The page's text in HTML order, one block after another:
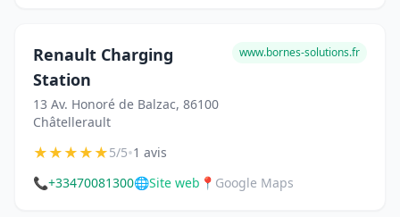
Renault Charging
Station
13 Av. Honoré de Balzac, 86100
Châtellerault
www.bornes-solutions.fr
★★★★★5/5•1 avis
📞+33470081300🌐Site web 📍 Google Maps